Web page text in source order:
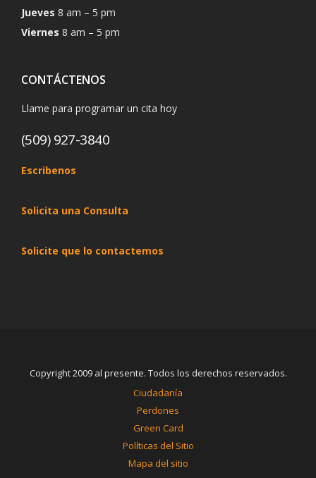
Jueves 8 am – 5 pm
Viernes 8 am – 5 pm
CONTÁCTENOS
Llame para programar un cita hoy
(509) 927-3840
Escribenos
Solicita una Consulta
Solicite que lo contactemos
Copyright 2009 al presente. Todos los derechos reservados.
Ciudadanía
Perdones
Green Card
Políticas del Sitio
Mapa del sitio